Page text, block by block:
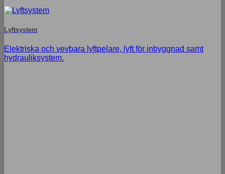
Lyftsystem
Elektriska och vevbara lyftpelare, lyft för inbyggnad samt
hydrauliksystem.